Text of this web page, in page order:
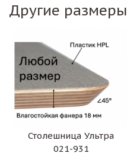
Другие размеры
Столешница Ультра
021-931